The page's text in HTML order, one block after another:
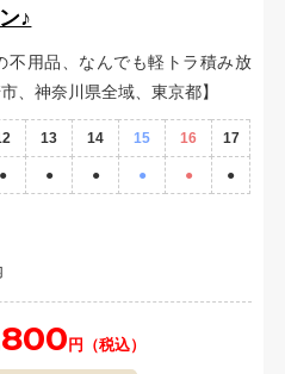
♪
不用品、なんでも軽トラ積み放
、神奈川県全域、東京都】
13 14 15 16 17
● ● ● ● ● ●
円（税込）